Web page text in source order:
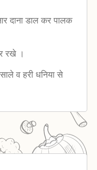
दाना डाल कर पालक
रखे ।
व हरी धनिया से